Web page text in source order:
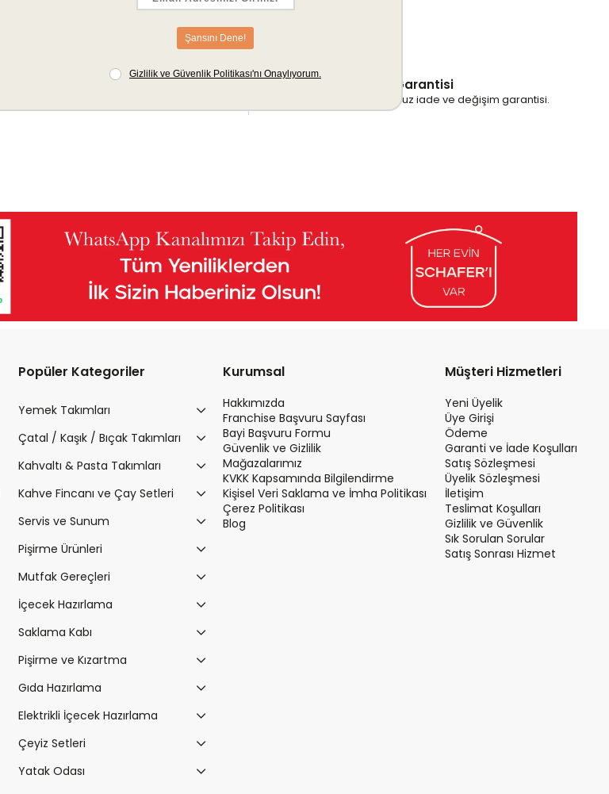
İade & Değişim Garantisi
Ürünlerinizde sorunsuz iade ve değişim garantisi.
Popüler Kategoriler
Yemek Takımları
Çatal / Kaşık / Bıçak Takımları
Kahvaltı & Pasta Takımları
Kahve Fincanı ve Çay Setleri
Servis ve Sunum
Pişirme Ürünleri
Mutfak Gereçleri
İçecek Hazırlama
Saklama Kabı
Pişirme ve Kızartma
Gıda Hazırlama
Elektrikli İçecek Hazırlama
Çeyiz Setleri
Yatak Odası
Kurumsal
Hakkımızda
Franchise Başvuru Sayfası
Bayi Başvuru Formu
Güvenlik ve Gizlilik
Mağazalarımız
KVKK Kapsamında Bilgilendirme
Kişisel Veri Saklama ve İmha Politikası
Çerez Politikası
Blog
Müşteri Hizmetleri
Yeni Üyelik
Üye Girişi
Ödeme
Garanti ve İade Koşulları
Satış Sözleşmesi
Üyelik Sözleşmesi
İletişim
Teslimat Koşulları
Gizlilik ve Güvenlik
Sık Sorulan Sorular
Satış Sonrası Hizmet